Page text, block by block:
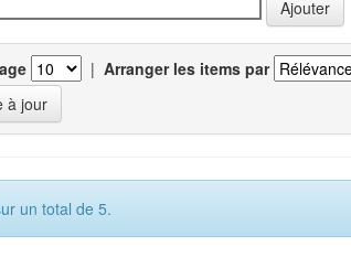
| Arranger les items par
un total de 5.